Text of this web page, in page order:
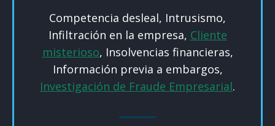
Competencia desleal, Intrusismo,
Infiltración en la empresa, Cliente
misterioso, Insolvencias financieras,
Información previa a embargos,
Investigación de Fraude Empresarial.